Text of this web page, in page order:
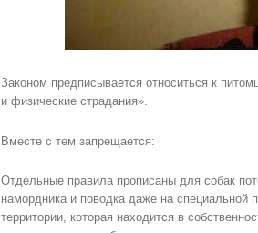
Законом предписывается относиться к
и физические страдания».
Вместе с тем запрещается:
Отдельные правила прописаны для собак
намордника и поводка даже на специальной
территории, которая находится в